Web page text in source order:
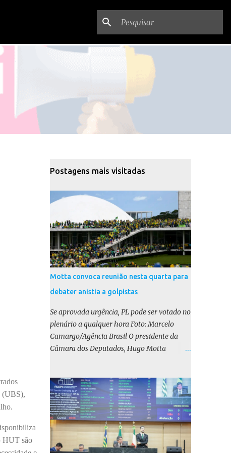
(UBS),
HUT são
Postagens mais visitadas
Motta convoca reunião nesta quarta para
debater anistia a golpistas
Se aprovada urgência, PL pode ser votado no
plenário a qualquer hora Foto: Marcelo
Camargo/Agência Brasil O presidente da
Câmara dos Deputados, Hugo Motta
líderes para discutir a votação da urgência
para o projeto de lei (PL) que prevê a anistia
aos condenados por tentativa de golpe de
Estado. Motta disse, em uma rede social, que
a reunião vai “deliberar sobre a urgência dos
projetos que tratam do acontecido em 8 de